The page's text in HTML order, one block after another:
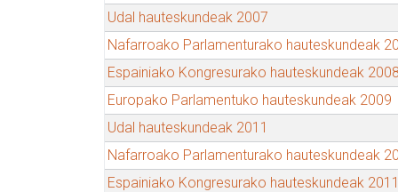
Udal hauteskundeak 2007
Nafarroako Parlamenturako hauteskundeak
Espainiako Kongresurako hauteskundeak 2008
Europako Parlamentuko hauteskundeak 2009
Udal hauteskundeak 2011
Nafarroako Parlamenturako hauteskundeak
Espainiako Kongresurako hauteskundeak 2011